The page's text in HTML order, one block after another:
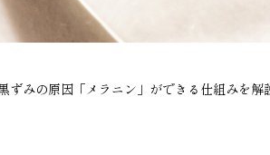
ずみの原因「メラニン」ができる仕組みを解